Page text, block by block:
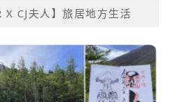
X CJ夫人】旅居地方生活